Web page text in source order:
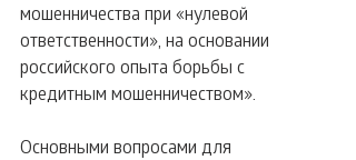
мошенничества при «нулевой
ответственности», на основании
российского опыта борьбы с
кредитным мошенничеством».
Основными вопросами для